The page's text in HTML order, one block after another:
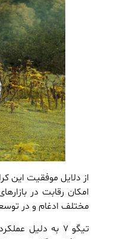
از دلایل موفقیت این
امکان رقابت در
مختلف ادغام و در
تیگو ۷ به دلیل